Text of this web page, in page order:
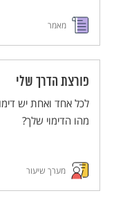
מאמר
פורצת הדרך שלי
לכל אחד ואחת יש
מהו הדימוי שלך?
מערך שיעור